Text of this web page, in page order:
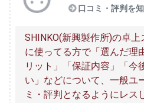
口コミ・評判を
SHINKO(新興製作所)の卓
に使ってる方で「選んだ理
リット」「保証内容」「今
い」などについて、一般ユ
ミ・評判となるようにレス